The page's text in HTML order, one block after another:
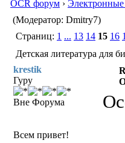
OCR форум ›
(Модератор: Dmitry7)
Страниц: 1 ... 13 14 15 16
Детская литература для
krestik
Гуру
Вне Форума
Всем привет!